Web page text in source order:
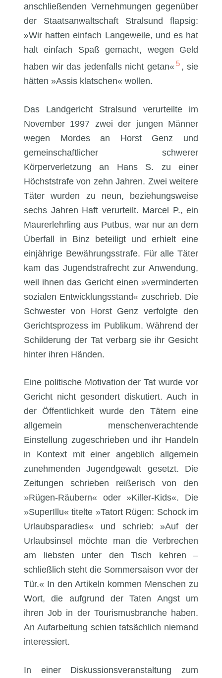
anschließenden Vernehmungen gegenüber
der Staatsanwaltschaft Stralsund flapsig:
»Wir hatten einfach Langeweile, und es hat
halt einfach Spaß gemacht, wegen Geld
haben wir das jedenfalls nicht getan« 5 , sie
hätten »Assis klatschen« wollen.
Das Landgericht Stralsund verurteilte im
November 1997 zwei der jungen Männer
wegen Mordes an Horst Genz und
gemeinschaftlicher schwerer
Körperverletzung an Hans S. zu einer
Höchststrafe von zehn Jahren. Zwei weitere
Täter wurden zu neun, beziehungsweise
sechs Jahren Haft verurteilt. Marcel P., ein
Maurerlehrling aus Putbus, war nur an dem
Überfall in Binz beteiligt und erhielt eine
einjährige Bewährungsstrafe. Für alle Täter
kam das Jugendstrafrecht zur Anwendung,
weil ihnen das Gericht einen »verminderten
sozialen Entwicklungsstand« zuschrieb. Die
Schwester von Horst Genz verfolgte den
Gerichtsprozess im Publikum. Während der
Schilderung der Tat verbarg sie ihr Gesicht
hinter ihren Händen.
Eine politische Motivation der Tat wurde vor
Gericht nicht gesondert diskutiert. Auch in
der Öffentlichkeit wurde den Tätern eine
allgemein menschenverachtende
Einstellung zugeschrieben und ihr Handeln
in Kontext mit einer angeblich allgemein
zunehmenden Jugendgewalt gesetzt. Die
Zeitungen schrieben reißerisch von den
»Rügen-Räubern« oder »Killer-Kids«. Die
»SuperIllu« titelte »Tatort Rügen: Schock im
Urlaubsparadies« und schrieb: »Auf der
Urlaubsinsel möchte man die Verbrechen
am liebsten unter den Tisch kehren –
schließlich steht die Sommersaison vvor der
Tür.« In den Artikeln kommen Menschen zu
Wort, die aufgrund der Taten Angst um
ihren Job in der Tourismusbranche haben.
An Aufarbeitung schien tatsächlich niemand
interessiert.
In einer Diskussionsveranstaltung zum